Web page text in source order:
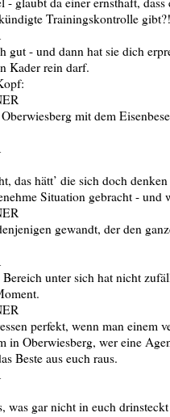
Trainingskontrolle gibt?!
gut - und dann hat sie dich
Kader rein darf.
mit dem
das hätt’ die sich doch
Situation gebracht - und
gewandt, der den
unter sich hat nicht
perfekt, wenn man einem
in Oberwiesberg, wer eine
Beste aus euch raus.
was gar nicht in euch